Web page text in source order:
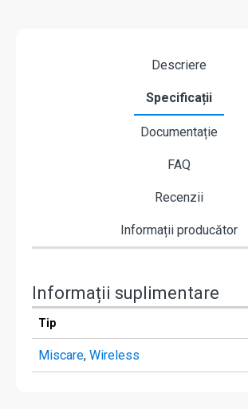
Descriere
Specificații
Documentație
FAQ
Recenzii
Informații producător
Informații suplimentare
Tip
Miscare, Wireless